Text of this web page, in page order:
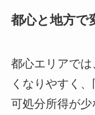
都心と地方で
都心エリアで
くなりやすく
可処分所得が少